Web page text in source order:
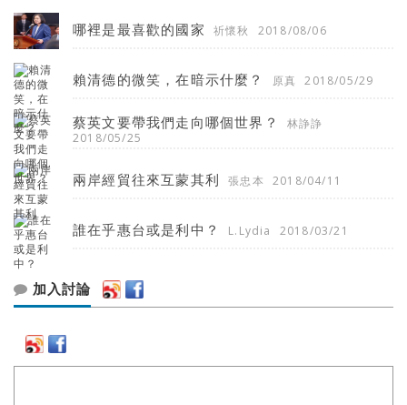
哪裡是最喜歡的國家 祈懷秋 2018/08/06
賴清德的微笑，在暗示什麼？ 原真 2018/05/29
蔡英文要帶我們走向哪個世界？
林諍諍
2018/05/25
兩岸經貿往來互蒙其利 張忠本 2018/04/11
誰在乎惠台或是利中？ L.Lydia 2018/03/21
加入討論